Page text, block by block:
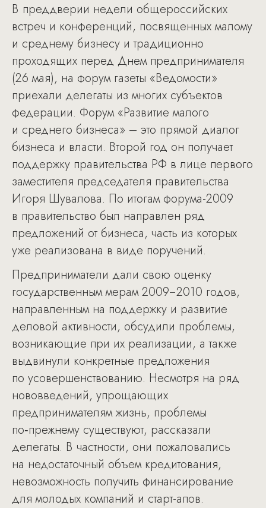
В преддверии недели общероссийских
встреч и конференций, посвященных малому
и среднему бизнесу и традиционно
проходящих перед Днем предпринимателя
(26 мая), на форум газеты «Ведомости»
приехали делегаты из многих субъектов
федерации. Форум «Развитие малого
и среднего бизнеса» – это прямой диалог
бизнеса и власти. Второй год он получает
поддержку правительства РФ в лице первого
заместителя председателя правительства
Игоря Шувалова. По итогам форума-2009
в правительство был направлен ряд
предложений от бизнеса, часть из которых
уже реализована в виде поручений.
Предприниматели дали свою оценку
государственным мерам 2009−2010 годов,
направленным на поддержку и развитие
деловой активности, обсудили проблемы,
возникающие при их реализации, а также
выдвинули конкретные предложения
по усовершенствованию. Несмотря на ряд
нововведений, упрощающих
предпринимателям жизнь, проблемы
по‑прежнему существуют, рассказали
делегаты. В частности, они пожаловались
на недостаточный объем кредитования,
невозможность получить финансирование
для молодых компаний и старт-апов.